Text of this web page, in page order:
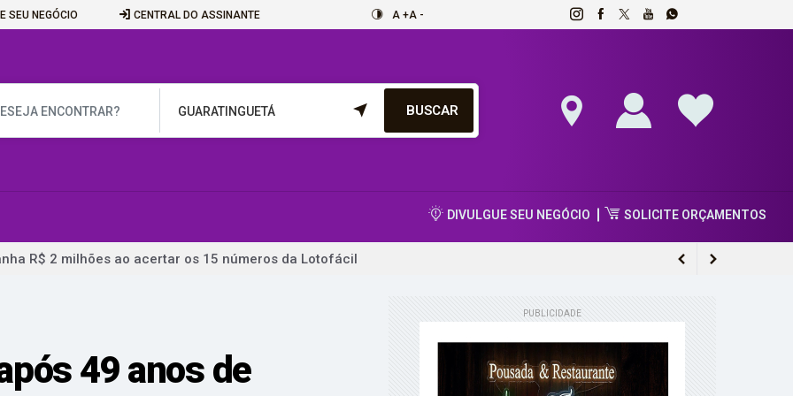
SEU NEGÓCIO CENTRAL DO ASSINANTE A +A -
DIVULGUE SEU NEGÓCIO SOLICITE ORÇAMENTOS
R$ 2 milhões ao acertar os 15 números da Lotofácil
Wagner à PF é adiado a pedido da defesa
Rio acordam sob alerta; saiba o que fazer
49 anos de
PUBLICIDADE